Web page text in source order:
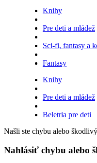
Knihy
Pre deti a mládež
Sci-fi, fantasy a
Fantasy
Knihy
Pre deti a mládež
Beletria pre deti
Našli ste chybu alebo
Nahlásiť chybu alebo